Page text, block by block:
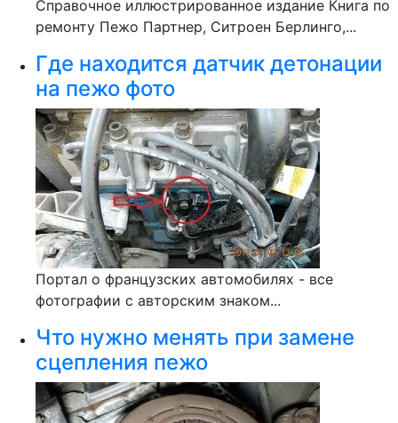
Справочное иллюстрированное издание Книга по
ремонту Пежо Партнер, Ситроен Берлинго,...
Где находится датчик детонации
на пежо фото
Портал о французских автомобилях - все
фотографии с авторским знаком...
Что нужно менять при замене
сцепления пежо